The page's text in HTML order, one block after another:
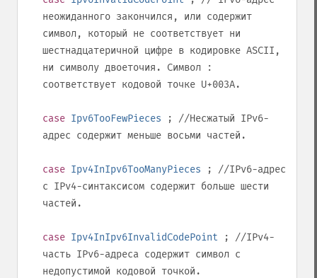
неожиданного закончился, или содержит
символ, который не соответствует ни
шестнадцатеричной цифре в кодировке ASCII,
ни символу двоеточия. Символ
:
соответствует кодовой точке U+003A.
case Ipv6TooFewPieces ; //Несжатый IPv6-
адрес содержит меньше восьми частей.
case Ipv4InIpv6TooManyPieces ; //IPv6-адрес
с IPv4-синтаксисом содержит больше шести
частей.
case Ipv4InIpv6InvalidCodePoint ; //IPv4-
часть IPv6-адреса содержит символ с
недопустимой кодовой точкой.